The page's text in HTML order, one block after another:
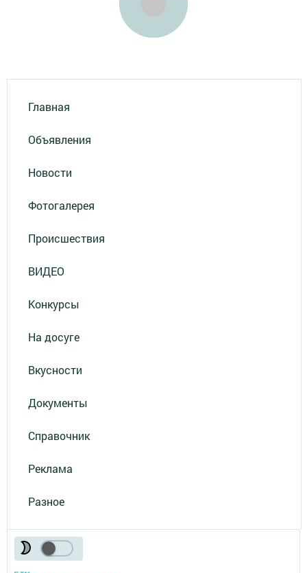
Главная
Объявления
Новости
Фотогалерея
Происшествия
ВИДЕО
Конкурсы
На досуге
Вкусности
Документы
Справочник
Реклама
Разное